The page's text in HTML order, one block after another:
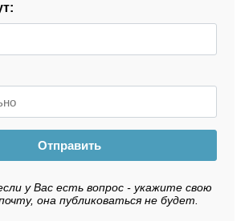
Отправить
у Вас есть вопрос - укажите свою
она публиковаться не будет.